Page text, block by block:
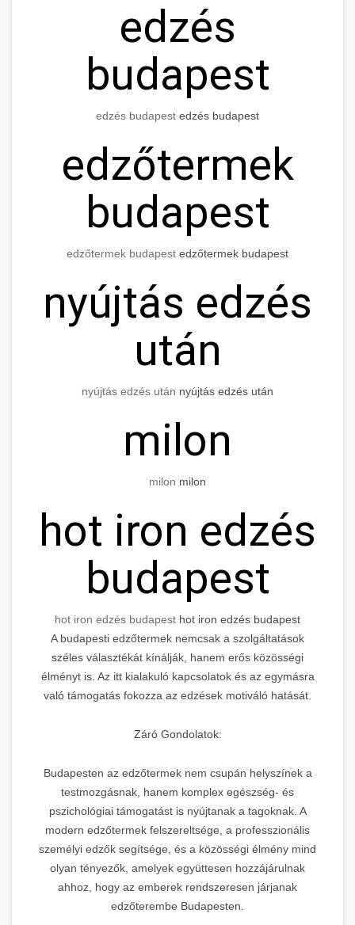
edzés
budapest
edzés budapest edzés budapest
edzőtermek
budapest
edzőtermek budapest edzőtermek budapest
nyújtás edzés
után
nyújtás edzés után nyújtás edzés után
milon
milon milon
hot iron edzés
budapest
hot iron edzés budapest hot iron edzés budapest
A budapesti edzőtermek nemcsak a szolgáltatások
széles választékát kínálják, hanem erős közösségi
élményt is. Az itt kialakuló kapcsolatok és az egymásra
való támogatás fokozza az edzések motiváló hatását.
Záró Gondolatok:
Budapesten az edzőtermek nem csupán helyszínek a
testmozgásnak, hanem komplex egészség- és
pszichológiai támogatást is nyújtanak a tagoknak. A
modern edzőtermek felszereltsége, a professzionális
személyi edzők segítsége, és a közösségi élmény mind
olyan tényezők, amelyek együttesen hozzájárulnak
ahhoz, hogy az emberek rendszeresen járjanak
edzőterembe Budapesten.